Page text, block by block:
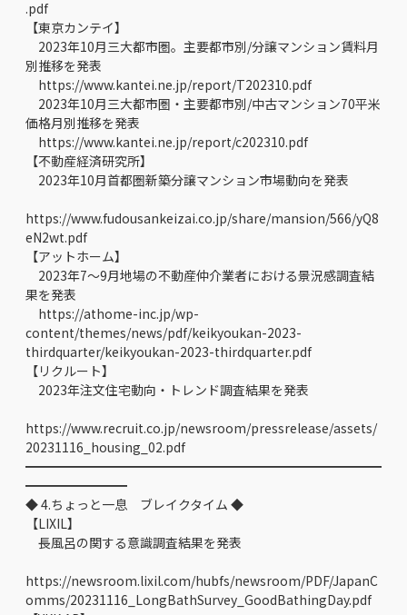
.pdf
【東京カンテイ】
2023年10月三大都市圏。主要都市別/分譲マンション賃料月
別推移を発表
https://www.kantei.ne.jp/report/T202310.pdf
2023年10月三大都市圏・主要都市別/中古マンション70平米
価格月別推移を発表
https://www.kantei.ne.jp/report/c202310.pdf
【不動産経済研究所】
2023年10月首都圏新築分譲マンション市場動向を発表
https://www.fudousankeizai.co.jp/share/mansion/566/yQ8
eN2wt.pdf
【アットホーム】
2023年7～9月地場の不動産仲介業者における景況感調査結
果を発表
https://athome-inc.jp/wp-
content/themes/news/pdf/keikyoukan-2023-
thirdquarter/keikyoukan-2023-thirdquarter.pdf
【リクルート】
2023年注文住宅動向・トレンド調査結果を発表
https://www.recruit.co.jp/newsroom/pressrelease/assets/
20231116_housing_02.pdf
━━━━━━━━━━━━━━━━━━━━━━━━━━━━
━━━━━━━━
◆ 4.ちょっと一息 ブレイクタイム ◆
【LIXIL】
長風呂の関する意識調査結果を発表
https://newsroom.lixil.com/hubfs/newsroom/PDF/JapanC
omms/20231116_LongBathSurvey_GoodBathingDay.pdf